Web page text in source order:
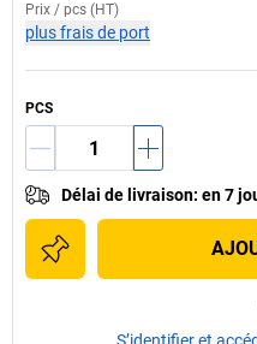
Prix / pcs (HT)
plus frais de port
PCS
Délai de livraison: en 7